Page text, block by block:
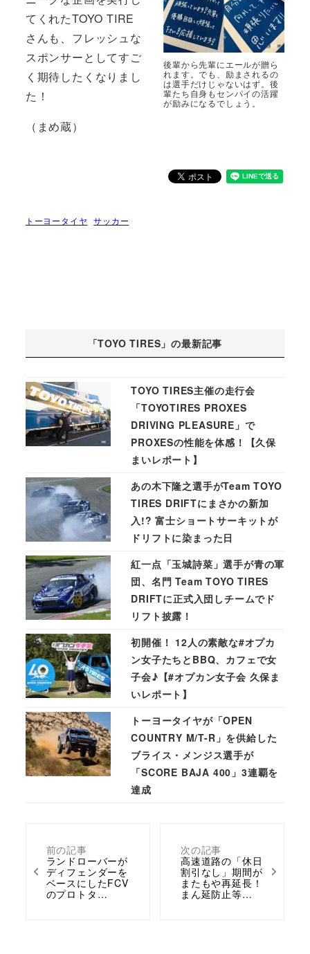
後輩から先輩にエールが贈ら
れます。でも、励まされるの
は選手だけじゃないはず。後
輩たち自身もセンパイの活躍
が励みになるでしょう。
てくれたTOYO TIRE
さんも、フレッシュな
スポンサーとしてすご
く期待したくなりまし
た！
（まめ蔵）
トーヨータイヤ サッカー
前の記事
ランドローバーが
ディフェンダーを
ベースにしたFCV
のプロトタ…
次の記事
高速道路の「休日
割引なし」期間が
またもや再延長！
まん延防止等…
「TOYO TIRES」の最新記事
TOYO TIRES主催の走行会
「TOYOTIRES PROXES
DRIVING PLEASURE」で
PROXESの性能を体感！【久保
まいレポート】
あの木下隆之選手がTeam TOYO
TIRES DRIFTにまさかの新加
入!? 富士ショートサーキットが
ドリフトに染まった日
紅一点「玉城詩菜」選手が青の軍
団、名門 Team TOYO TIRES
DRIFTに正式入団しチームでド
リフト披露！
初開催！ 12人の素敵な#オプカ
ン女子たちとBBQ、カフェで女
子会♪【#オプカン女子会 久保ま
いレポート】
トーヨータイヤが「OPEN
COUNTRY M/T-R」を供給した
ブライス・メンジス選手が
「SCORE BAJA 400」3連覇を
達成